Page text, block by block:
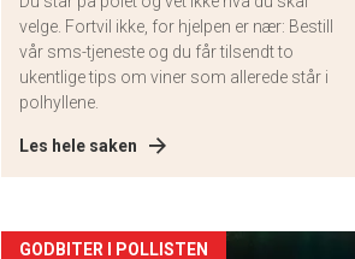
velge. Fortvil ikke, for hjelpen er nær: Bestill
vår sms-tjeneste og du får tilsendt to
ukentlige tips om viner som allerede står i
polhyllene.
Les hele saken
GODBITER I POLLISTEN